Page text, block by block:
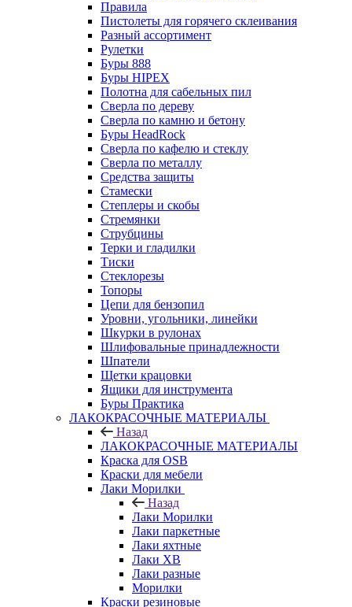
Правила
Пистолеты для горячего склеивания
Разный ассортимент
Рулетки
Буры 888
Буры HIPEX
Полотна для сабельных пил
Сверла по дереву
Сверла по камню и бетону
Буры HeadRock
Сверла по кафелю и стеклу
Сверла по металлу
Средства защиты
Стамески
Степлеры и скобы
Стремянки
Струбцины
Терки и гладилки
Тиски
Стеклорезы
Топоры
Цепи для бензопил
Уровни, угольники, линейки
Шкурки в рулонах
Шлифовальные принадлежности
Шпатели
Щетки крацовки
Ящики для инструмента
Буры Практика
ЛАКОКРАСОЧНЫЕ МАТЕРИАЛЫ
Назад
ЛАКОКРАСОЧНЫЕ МАТЕРИАЛЫ
Краска для OSB
Краски для мебели
Лаки Морилки
Назад
Лаки Морилки
Лаки паркетные
Лаки яхтные
Лаки ХВ
Лаки разные
Морилки
Краски резиновые